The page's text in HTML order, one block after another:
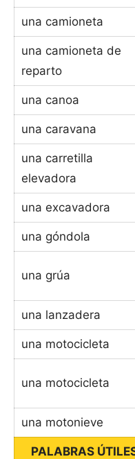
una camioneta
una camioneta de
reparto
una canoa
una caravana
una carretilla
elevadora
una excavadora
una góndola
una grúa
una lanzadera
una motocicleta
una motocicleta
una motonieve
PALABRAS